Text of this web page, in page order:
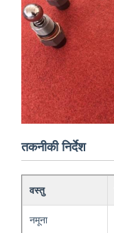
तकनीकी निर्देश
वस्तु
नमूना